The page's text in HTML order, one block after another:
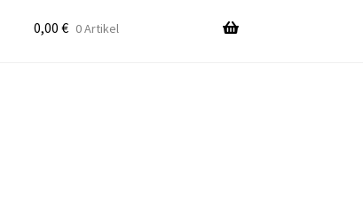
0,00 € 0 Artikel